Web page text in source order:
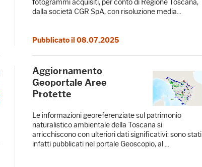
fotogrammi acquisiti, per conto di Regione Toscana,
dalla società CGR SpA, con risoluzione media...
Pubblicato il 08.07.2025
Aggiornamento
Geoportale Aree
Protette
Le informazioni georeferenziate sul patrimonio
naturalistico ambientale della Toscana si
arricchiscono con ulteriori dati significativi: sono stati
infatti pubblicati nel portale Geoscopio, al ...